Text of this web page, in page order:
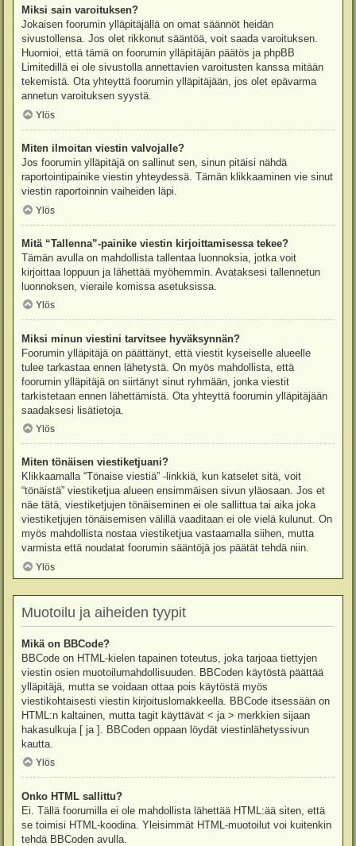
Miksi sain varoituksen?
Jokaisen foorumin ylläpitäjällä on omat säännöt heidän
sivustollensa. Jos olet rikkonut sääntöä, voit saada varoituksen.
Huomioi, että tämä on foorumin ylläpitäjän päätös ja phpBB
Limitedillä ei ole sivustolla annettavien varoitusten kanssa mitään
tekemistä. Ota yhteyttä foorumin ylläpitäjään, jos olet epävarma
annetun varoituksen syystä.
Ylös
Miten ilmoitan viestin valvojalle?
Jos foorumin ylläpitäjä on sallinut sen, sinun pitäisi nähdä
raportointipainike viestin yhteydessä. Tämän klikkaaminen vie sinut
viestin raportoinnin vaiheiden läpi.
Ylös
Mitä “Tallenna”-painike viestin kirjoittamisessa tekee?
Tämän avulla on mahdollista tallentaa luonnoksia, jotka voit
kirjoittaa loppuun ja lähettää myöhemmin. Avataksesi tallennetun
luonnoksen, vieraile komissa asetuksissa.
Ylös
Miksi minun viestini tarvitsee hyväksynnän?
Foorumin ylläpitäjä on päättänyt, että viestit kyseiselle alueelle
tulee tarkastaa ennen lähetystä. On myös mahdollista, että
foorumin ylläpitäjä on siirtänyt sinut ryhmään, jonka viestit
tarkistetaan ennen lähettämistä. Ota yhteyttä foorumin ylläpitäjään
saadaksesi lisätietoja.
Ylös
Miten tönäisen viestiketjuani?
Klikkaamalla “Tönaise viestiä” -linkkiä, kun katselet sitä, voit
“tönäistä” viestiketjua alueen ensimmäisen sivun yläosaan. Jos et
näe tätä, viestiketjujen tönäiseminen ei ole sallittua tai aika joka
viestiketjujen tönäisemisen välillä vaaditaan ei ole vielä kulunut. On
myös mahdollista nostaa viestiketjua vastaamalla siihen, mutta
varmista että noudatat foorumin sääntöjä jos päätät tehdä niin.
Ylös
Muotoilu ja aiheiden tyypit
Mikä on BBCode?
BBCode on HTML-kielen tapainen toteutus, joka tarjoaa tiettyjen
viestin osien muotoilumahdollisuuden. BBCoden käytöstä päättää
ylläpitäjä, mutta se voidaan ottaa pois käytöstä myös
viestikohtaisesti viestin kirjoituslomakkeella. BBCode itsessään on
HTML:n kaltainen, mutta tagit käyttävät < ja > merkkien sijaan
hakasulkuja [ ja ]. BBCoden oppaan löydät viestinlähetyssivun
kautta.
Ylös
Onko HTML sallittu?
Ei. Tällä foorumilla ei ole mahdollista lähettää HTML:ää siten, että
se toimisi HTML-koodina. Yleisimmät HTML-muotoilut voi kuitenkin
tehdä BBCoden avulla.